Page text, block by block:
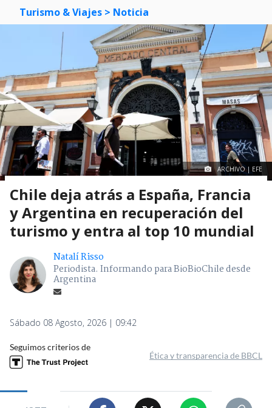
Turismo & Viajes > Noticia
ARCHIVO | EFE
Chile deja atrás a España, Francia
y Argentina en recuperación del
turismo y entra al top 10 mundial
Natalí Risso
Periodista. Informando para BioBioChile desde
Argentina
Sábado 08 Agosto, 2026 | 09:42
Seguimos criterios de
Ética y transparencia de BBCL